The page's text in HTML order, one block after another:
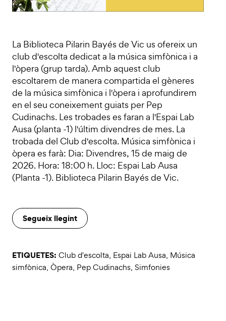
La Biblioteca Pilarin Bayés de Vic us ofereix un
club d'escolta dedicat a la música simfònica i a
l'òpera (grup tarda). Amb aquest club
escoltarem de manera compartida el gèneres
de la música simfònica i l'òpera i aprofundirem
en el seu coneixement guiats per Pep
Cudinachs. Les trobades es faran a l'Espai Lab
Ausa (planta -1) l'últim divendres de mes. La
trobada del Club d'escolta. Música simfònica i
òpera es farà: Dia: Divendres, 15 de maig de
2026. Hora: 18:00 h. Lloc: Espai Lab Ausa
(Planta -1). Biblioteca Pilarin Bayés de Vic.
Segueix llegint
ETIQUETES: Club d'escolta, Espai Lab Ausa, Música
simfònica, Òpera, Pep Cudinachs, Simfonies